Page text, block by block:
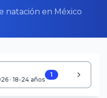
natación en México
· 18-24 años
1